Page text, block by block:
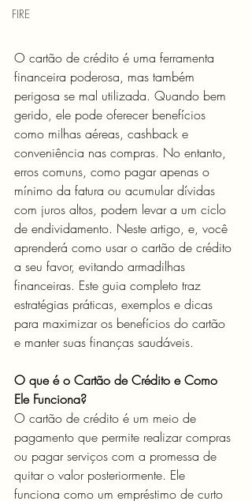
FIRE
O cartão de crédito é uma ferramenta
financeira poderosa, mas também
perigosa se mal utilizada. Quando bem
gerido, ele pode oferecer benefícios
como milhas aéreas, cashback e
conveniência nas compras. No entanto,
erros comuns, como pagar apenas o
mínimo da fatura ou acumular dívidas
com juros altos, podem levar a um ciclo
de endividamento. Neste artigo, e, você
aprenderá como usar o cartão de crédito
a seu favor, evitando armadilhas
financeiras. Este guia completo traz
estratégias práticas, exemplos e dicas
para maximizar os benefícios do cartão
e manter suas finanças saudáveis.
O que é o Cartão de Crédito e Como
Ele Funciona?
O cartão de crédito é um meio de
pagamento que permite realizar compras
ou pagar serviços com a promessa de
quitar o valor posteriormente. Ele
funciona como um empréstimo de curto